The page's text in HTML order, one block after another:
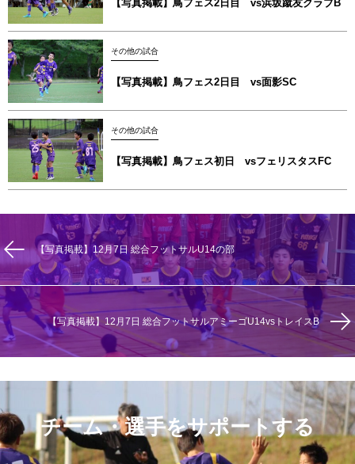
【写真掲載】鳥フェス2日目 vs浜坂蹴友クラブB
その他の試合
【写真掲載】鳥フェス2日目 vs面影SC
その他の試合
【写真掲載】鳥フェス初日 vsフェリスタスFC
【写真掲載】12月7日 総合フットサルU14の部
【写真掲載】12月7日 総合フットサルアミーゴU14vsトレイスB
チーム・選手をサポートする